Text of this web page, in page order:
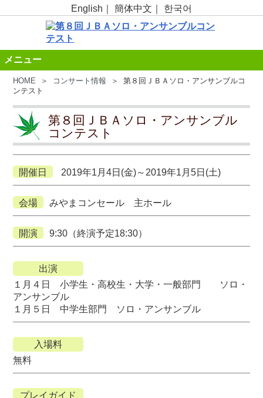
English 簡体中文 한국어
メニュー
HOME ＞ コンサート情報 ＞ 第８回ＪＢＡソロ・アンサンブルコ
ンテスト
第８回ＪＢＡソロ・アンサンブル
コンテスト
開催日 2019年1月4日(金)～ 2019年1月5日(土)
会場 みやまコンセール 主ホール
開演 9:30（終演予定18:30）
出演
１月４日 小学生・高校生・大学・一般部門 ソロ・
アンサンブル
１月５日 中学生部門 ソロ・アンサンブル
入場料
無料
プレイガイド